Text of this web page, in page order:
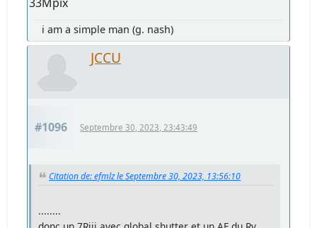
i am a simple man (g. nash)
JCCU
#1096 Septembre 30, 2023, 23:43:49
Citation de: efmlz le Septembre 30, 2023, 13:56:10
........